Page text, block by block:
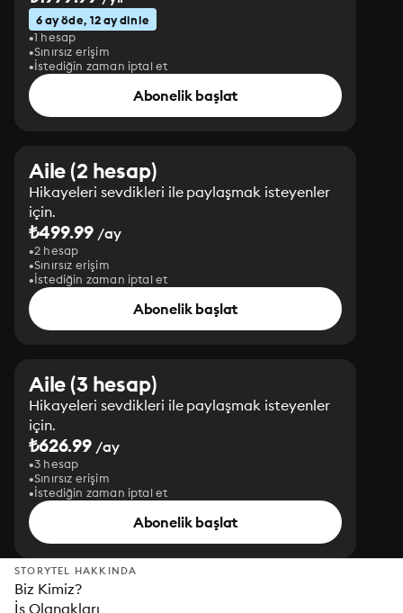
6 ay öde, 12 ay dinle
1 hesap
Sınırsız erişim
İstediğin zaman iptal et
Abonelik başlat
Aile (2 hesap)
Hikayeleri sevdikleri ile paylaşmak isteyenler
için.
₺499.99 /ay
2 hesap
Sınırsız erişim
İstediğin zaman iptal et
Abonelik başlat
Aile (3 hesap)
Hikayeleri sevdikleri ile paylaşmak isteyenler
için.
₺626.99 /ay
3 hesap
Sınırsız erişim
İstediğin zaman iptal et
Abonelik başlat
STORYTEL HAKKINDA
Biz Kimiz?
İş Olanakları